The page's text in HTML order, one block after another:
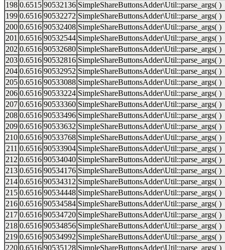
198 0.6515 90532136 SimpleShareButtonsAdder\Util::parse_args( )
199 0.6516 90532272 SimpleShareButtonsAdder\Util::parse_args( )
200 0.6516 90532408 SimpleShareButtonsAdder\Util::parse_args( )
201 0.6516 90532544 SimpleShareButtonsAdder\Util::parse_args( )
202 0.6516 90532680 SimpleShareButtonsAdder\Util::parse_args( )
203 0.6516 90532816 SimpleShareButtonsAdder\Util::parse_args( )
204 0.6516 90532952 SimpleShareButtonsAdder\Util::parse_args( )
205 0.6516 90533088 SimpleShareButtonsAdder\Util::parse_args( )
206 0.6516 90533224 SimpleShareButtonsAdder\Util::parse_args( )
207 0.6516 90533360 SimpleShareButtonsAdder\Util::parse_args( )
208 0.6516 90533496 SimpleShareButtonsAdder\Util::parse_args( )
209 0.6516 90533632 SimpleShareButtonsAdder\Util::parse_args( )
210 0.6516 90533768 SimpleShareButtonsAdder\Util::parse_args( )
211 0.6516 90533904 SimpleShareButtonsAdder\Util::parse_args( )
212 0.6516 90534040 SimpleShareButtonsAdder\Util::parse_args( )
213 0.6516 90534176 SimpleShareButtonsAdder\Util::parse_args( )
214 0.6516 90534312 SimpleShareButtonsAdder\Util::parse_args( )
215 0.6516 90534448 SimpleShareButtonsAdder\Util::parse_args( )
216 0.6516 90534584 SimpleShareButtonsAdder\Util::parse_args( )
217 0.6516 90534720 SimpleShareButtonsAdder\Util::parse_args( )
218 0.6516 90534856 SimpleShareButtonsAdder\Util::parse_args( )
219 0.6516 90534992 SimpleShareButtonsAdder\Util::parse_args( )
220 0.6516 90535128 SimpleShareButtonsAdder\Util::parse_args( )